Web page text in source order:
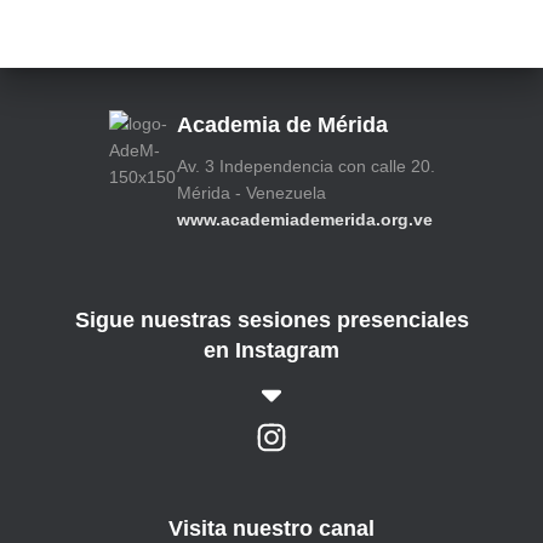
Academia de Mérida
Av. 3 Independencia con calle 20.
Mérida - Venezuela
www.academiademerida.org.ve
Sigue nuestras sesiones presenciales
en Instagram
Visita nuestro canal